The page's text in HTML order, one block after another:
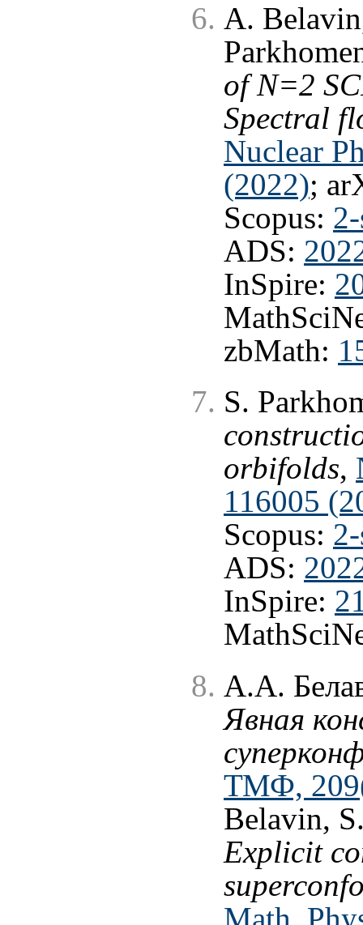
A.
of N=2
Spectral
Nuclear
(2022);
Scopus:
ADS:
InSpire:
zbMath:
S.
orbifolds,
116005
Scopus:
ADS:
InSpire:
А.А.
Явная
ТМФ,
Belavin,
Explicit